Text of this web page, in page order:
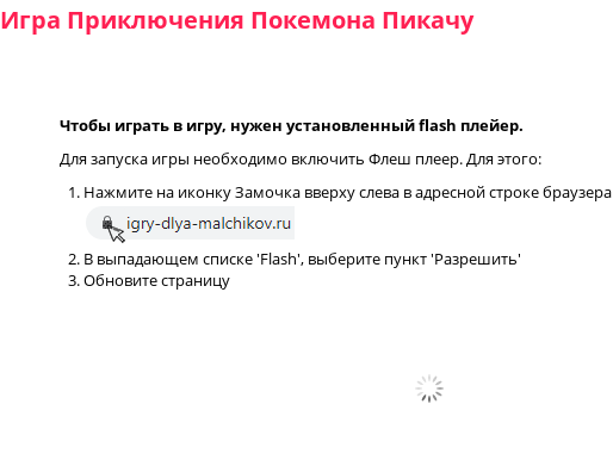
Игра Приключения Покемона Пикачу
Чтобы играть в игру, нужен установленный flash плейер.
Для запуска игры необходимо включить Флеш плеер. Для этого:
Нажмите на иконку Замочка вверху слева в адресной строке браузера
В выпадающем списке 'Flash', выберите пункт 'Разрешить'
Обновите страницу